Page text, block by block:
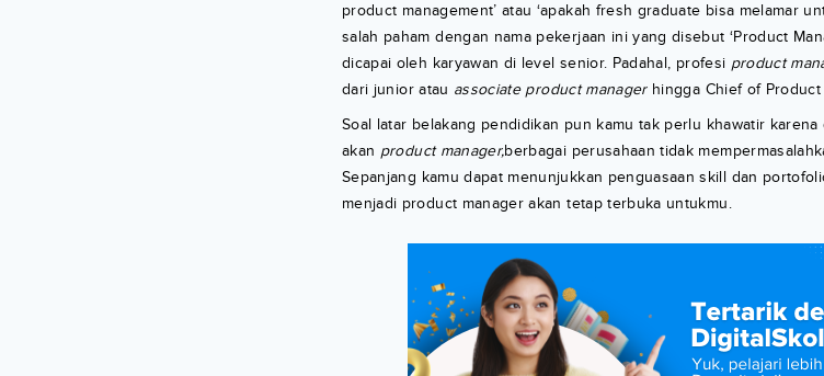
product management’ atau ‘apakah fresh graduate bisa melamar
salah paham dengan nama pekerjaan ini yang disebut ‘Product
dicapai oleh karyawan di level senior. Padahal, profesi product
dari junior atau associate product managerhingga Chief of Product
Soal latar belakang pendidikan pun kamu tak perlu khawatir
akan product manager,berbagai perusahaan tidak
Sepanjang kamu dapat menunjukkan penguasaan skill dan
menjadi product manager akan tetap terbuka untukmu.